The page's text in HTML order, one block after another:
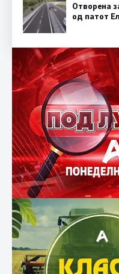
Отворена
од патот